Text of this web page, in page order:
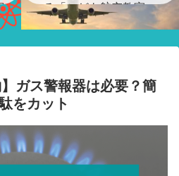
る「こども航空教室」
】ガス警報器は必要？簡
をカット